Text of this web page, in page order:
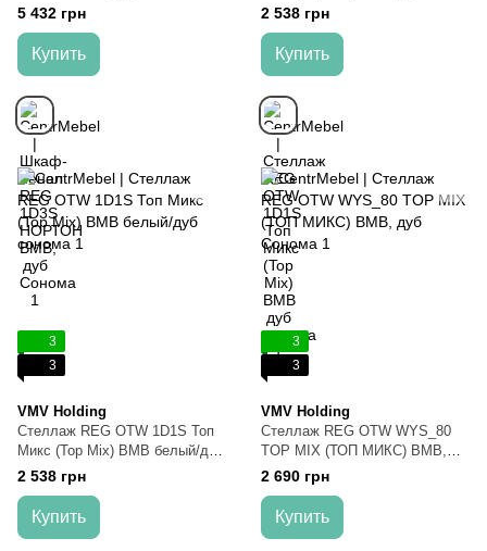
5 432 грн
Купить
сонома
2 538 грн
Купить
3
3
VMV Holding
Стеллаж REG OTW 1D1S Топ
Микс (Top Mix) ВМВ белый/дуб
сонома
2 538 грн
Купить
3
3
VMV Holding
Стеллаж REG OTW WYS_80
TOP MIX (ТОП МИКС) ВМВ,
дуб Сонома
2 690 грн
Купить